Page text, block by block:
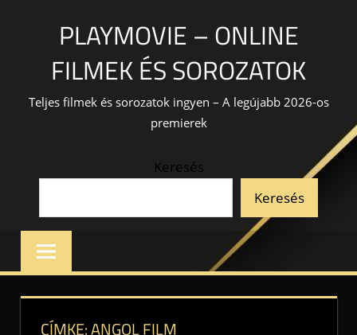
PLAYMOVIE – ONLINE
FILMEK ÉS SOROZATOK
Teljes filmek és sorozatok ingyen – A legújabb 2026-os
premierek
Keresés
Keresés
CÍMKE:ANGOL FILM